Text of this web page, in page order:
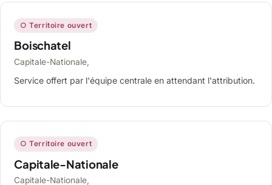
○ Territoire ouvert
Boischatel
Capitale-Nationale,
Service offert par l'équipe centrale en attendant l'attribution.
○ Territoire ouvert
Capitale-Nationale
Capitale-Nationale,